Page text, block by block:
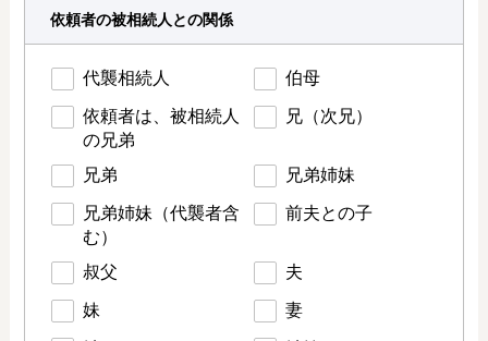
依頼者の被相続人との関係
代襲相続人 伯母
依頼者は、被相続人
の兄弟
兄（次兄）
兄弟 兄弟姉妹
兄弟姉妹（代襲者含
む）
前夫との子
叔父 夫
妹 妻